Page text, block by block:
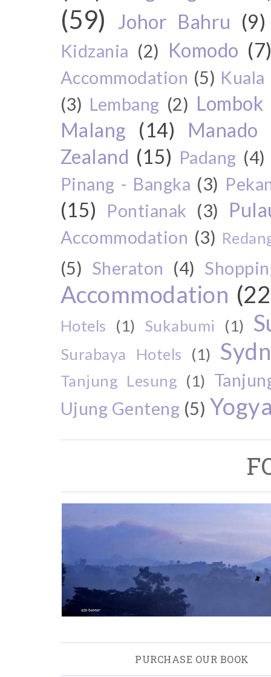
(59) Johor Bahru (9)
Kidzania (2) Komodo
Accommodation (5)
(3) Lembang (2) Lombok
Malang
(14) Manado
Zealand (15) Padang (4)
Pinang - Bangka (3)
(15) Pontianak (3)
Accommodation (3)
(5) Sheraton (4)
Accommodation
Hotels (1) Sukabumi (1)
Surabaya Hotels (1)
Tanjung Lesung (1)
Ujung Genteng (5)
PURCHASE OUR BOOK